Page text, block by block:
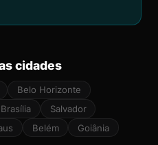
cidades
Belo Horizonte
Brasília
Salvador
Belém Goiânia